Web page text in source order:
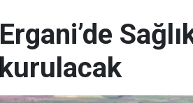
Ergani’de
kurulacak